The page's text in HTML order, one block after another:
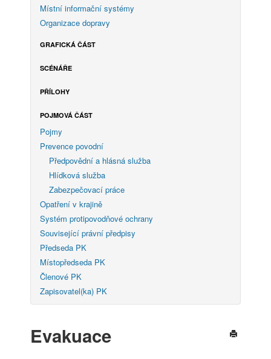
Místní informační systémy
Organizace dopravy
GRAFICKÁ ČÁST
SCÉNÁŘE
PŘÍLOHY
POJMOVÁ ČÁST
Pojmy
Prevence povodní
Předpovědní a hlásná služba
Hlídková služba
Zabezpečovací práce
Opatření v krajině
Systém protipovodňové ochrany
Související právní předpisy
Předseda PK
Místopředseda PK
Členové PK
Zapisovatel(ka) PK
Evakuace